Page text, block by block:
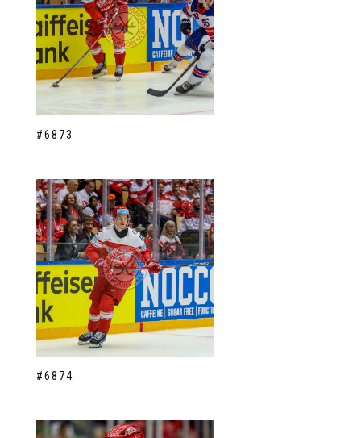
#6873
#6874